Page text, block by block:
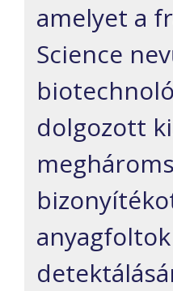
amelyet a
Science
dolgozott
anyagfoltok